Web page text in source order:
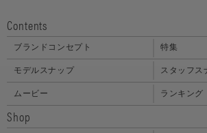
Contents
ブランドコンセプト 特集
モデルスナップ スタッフス
ムービー ランキング
Shop